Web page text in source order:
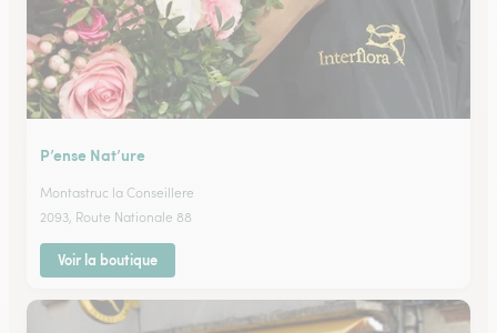
P’ense Nat’ure
Montastruc la Conseillere
2093, Route Nationale 88
Voir la boutique